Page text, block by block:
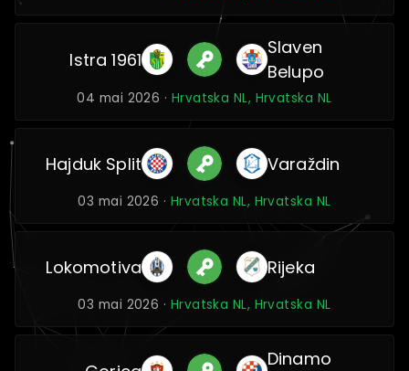
Istra 1961
Slaven
Belupo
04 mai 2026 · Hrvatska NL, Hrvatska NL
Hajduk Split Varaždin
03 mai 2026 · Hrvatska NL, Hrvatska NL
Lokomotiva Rijeka
03 mai 2026 · Hrvatska NL, Hrvatska NL
Dinamo